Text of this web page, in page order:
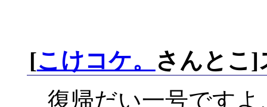
[こけコケ。
さんとこ]
復帰だい一号です